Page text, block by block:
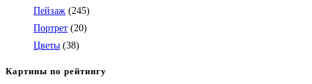
Пейзаж (245)
Портрет (20)
Цветы (38)
Картины по рейтингу